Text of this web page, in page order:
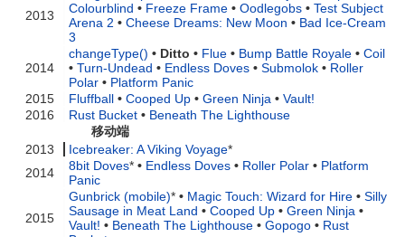
2013
Colourblind • Freeze Frame • Oodlegobs • Test Subject
Arena 2 • Cheese Dreams: New Moon • Bad Ice-Cream
3
2014
changeType() • Ditto • Flue • Bump Battle Royale • Coil
• Turn-Undead • Endless Doves • Submolok • Roller
Polar • Platform Panic
2015
Fluffball • Cooped Up • Green Ninja • Vault!
2016
Rust Bucket • Beneath The Lighthouse
移动端
2013
Icebreaker: A Viking Voyage*
2014
8bit Doves* • Endless Doves • Roller Polar • Platform
Panic
2015
Gunbrick (mobile)* • Magic Touch: Wizard for Hire • Silly
Sausage in Meat Land • Cooped Up • Green Ninja •
Vault! • Beneath The Lighthouse • Gopogo • Rust